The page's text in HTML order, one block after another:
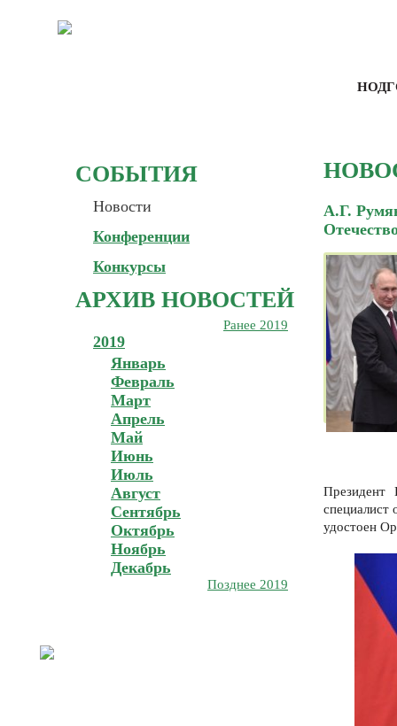
СОБЫТИЯ
Новости
Конференции
Конкурсы
АРХИВ НОВОСТЕЙ
Ранее 2019
2019
Январь
Февраль
Март
Апрель
Май
Июнь
Июль
Август
Сентябрь
Октябрь
Ноябрь
Декабрь
Позднее 2019
А.Г.
специалист
удостоен